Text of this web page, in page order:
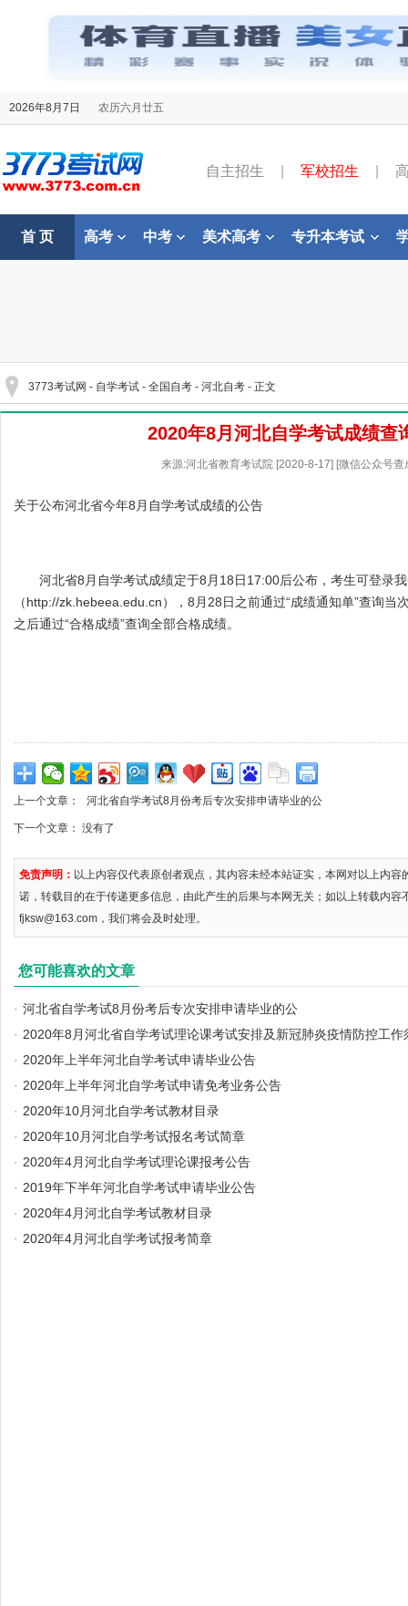
2026年8月7日 农历六月廿五
自主招生 军校招生
首 页 高考 中考 美术高考 专升本考试
3773考试网 - 自学考试 - 全国自考 - 河北自考 - 正文
2020年8月河北自学考试成绩查
来源:河北省教育考试院 [2020-8-17] [微信公众号查
关于公布河北省今年8月自学考试成绩的公告
河北省8月自学考试成绩定于8月18日17:00后公布，考生可登录我
（http://zk.hebeea.edu.cn），8月28日之前通过“成绩通知单”查询当
之后通过“合格成绩”查询全部合格成绩。
上一个文章： 河北省自学考试8月份考后专次安排申请毕业的公
下一个文章： 没有了
免责声明： 以上内容仅代表原创者观点，其内容未经本站证实，本网对以上内
诺，转载目的在于传递更多信息，由此产生的后果与本网无关；如以上转载内容
fjksw@163.com，我们将会及时处理。
您可能喜欢的文章
· 河北省自学考试8月份考后专次安排申请毕业的公
· 2020年8月河北省自学考试理论课考试安排及新冠肺炎疫情防控工作
· 2020年上半年河北自学考试申请毕业公告
· 2020年上半年河北自学考试申请免考业务公告
· 2020年10月河北自学考试教材目录
· 2020年10月河北自学考试报名考试简章
· 2020年4月河北自学考试理论课报考公告
· 2019年下半年河北自学考试申请毕业公告
· 2020年4月河北自学考试教材目录
· 2020年4月河北自学考试报考简章